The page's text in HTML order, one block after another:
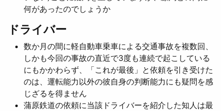
何があったのでしょうか
ドライバー
数か月の間に軽自動車乗車による交通事故を複数回、
しかも今回の事故の直近で3度も連続で起こしている
にもかかわらず、「これが最後」と依頼を引き受けた
のは、運転能力以外の彼自身の判断能力にも疑問を感
じざるを得ません
蒲原鉄道の依頼に当該ドライバーを紹介した知人は最